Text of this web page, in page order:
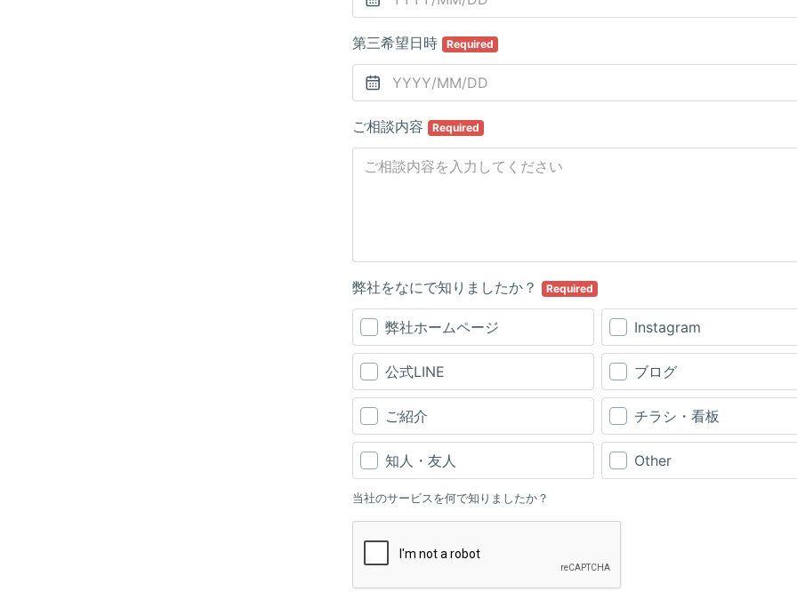
第三希望日時 Required
ご相談内容 Required
弊社をなにで知りましたか？ Required
弊社ホームページ Instagram
公式LINE ブログ
ご紹介 チラシ・看板
知人・友人 Other
当社のサービスを何で知りましたか？